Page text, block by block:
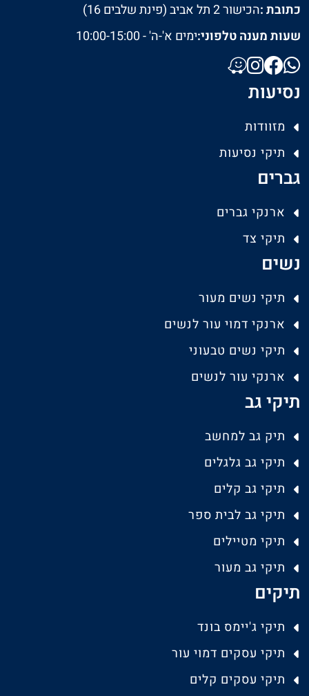
כתובת :הכישור 2 תל אביב (פינת שלבים 16)
שעות מענה טלפוני:ימים א'-ה' - 10:00-15:00
נסיעות
מזוודות
תיקי נסיעות
גברים
ארנקי גברים
תיקי צד
נשים
תיקי נשים מעור
ארנקי דמוי עור לנשים
תיקי נשים טבעוני
ארנקי עור לנשים
תיקי גב
תיק גב למחשב
תיקי גב גלגלים
תיקי גב קלים
תיקי גב לבית ספר
תיקי מטיילים
תיקי גב מעור
תיקים
תיקי ג'יימס בונד
תיקי עסקים דמוי עור
תיקי עסקים קלים